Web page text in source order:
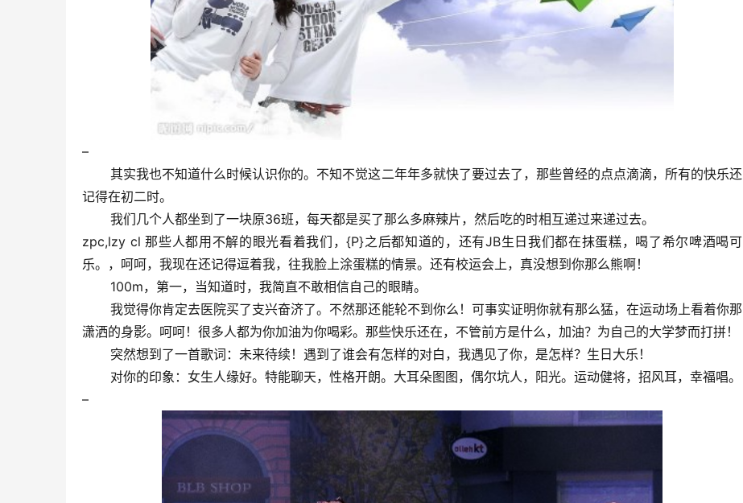
–
其实我也不知道什么时候认识你的。不知不觉这二年年多就快了要过去了，那些曾经的点点滴滴，所有的快乐还
记得在初二时。
我们几个人都坐到了一块原36班，每天都是买了那么多麻辣片，然后吃的时相互递过来递过去。
zpc,lzy cl 那些人都用不解的眼光看着我们，{P}之后都知道的，还有JB生日我们都在抹蛋糕，喝了希尔啤酒喝可
乐。，呵呵，我现在还记得逗着我，往我脸上涂蛋糕的情景。还有校运会上，真没想到你那么熊啊！
100m，第一，当知道时，我简直不敢相信自己的眼睛。
我觉得你肯定去医院买了支兴奋济了。不然那还能轮不到你么！可事实证明你就有那么猛，在运动场上看着你那
潇洒的身影。呵呵！很多人都为你加油为你喝彩。那些快乐还在，不管前方是什么，加油？为自己的大学梦而打拼！
突然想到了一首歌词：未来待续！遇到了谁会有怎样的对白，我遇见了你，是怎样？生日大乐！
对你的印象：女生人缘好。特能聊天，性格开朗。大耳朵图图，偶尔坑人，阳光。运动健将，招风耳，幸福唱。
–